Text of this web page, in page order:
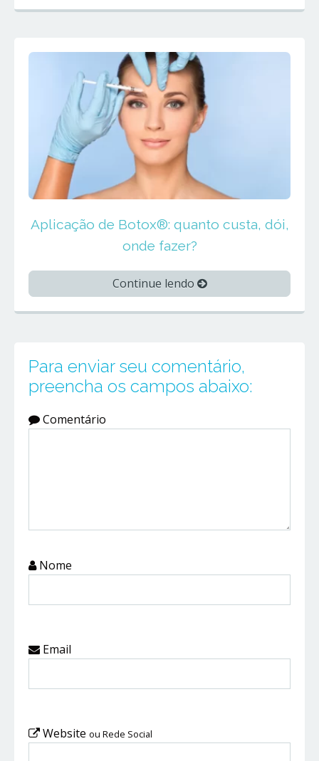
Aplicação de Botox®: quanto custa, dói,
onde fazer?
Continue lendo
Para enviar seu comentário,
preencha os campos abaixo:
Comentário
Nome
Email
Website ou Rede Social